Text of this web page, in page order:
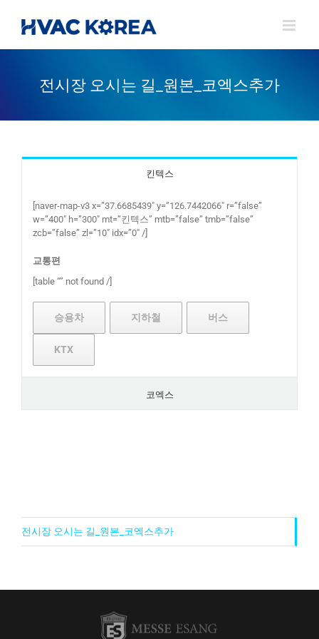
content
전시장 오시는 길_원본_코엑스추가
킨텍스
[naver-map-v3 x=”37.6685439″ y=”126.7442066″ r=”false”
w=”400″ h=”300″ mt=”킨텍스” mtb=”false” tmb=”false”
zcb=”false” zl=”10″ idx=”0″ /]
교통편
[table “” not found /]
승용차 지하철 버스
KTX
코엑스
전시장 오시는 길_원본_코엑스추가